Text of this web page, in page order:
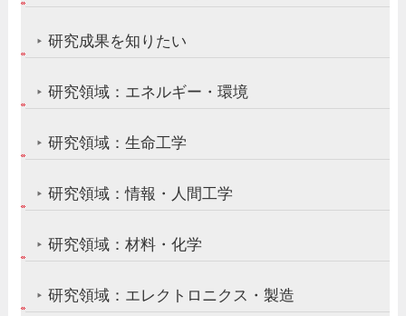
研究成果を知りたい
研究領域：エネルギー・環境
研究領域：生命工学
研究領域：情報・人間工学
研究領域：材料・化学
研究領域：エレクトロニクス・製造